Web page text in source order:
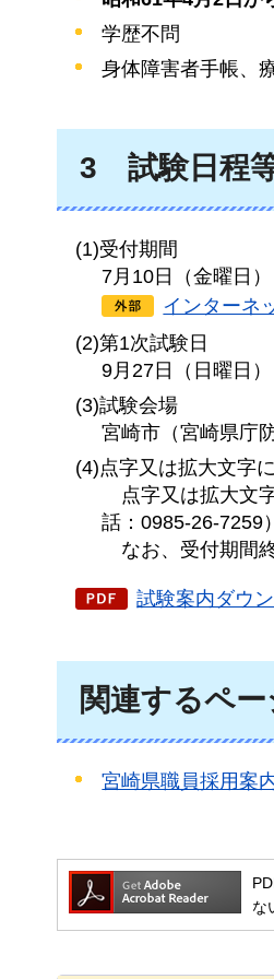
学歴不問
身体障害者手帳、
3 試験日程
(1)受付期間
7月10日（金曜日
インターネ
(2)第1次試験日
9月27日（日曜日）
(3)試験会場
宮崎市（宮崎県庁
(4)点字又は拡大文字
点字又は拡大文
話：0985-26-7259
なお、 受付期間
試験案内ダウ
関連するペ
宮崎県職員採用案
な